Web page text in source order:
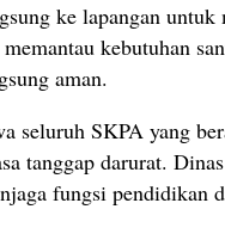
ke lapangan
kebutuhan
aman.
seluruh SKPA yang
tanggap darurat.
fungsi pendidikan